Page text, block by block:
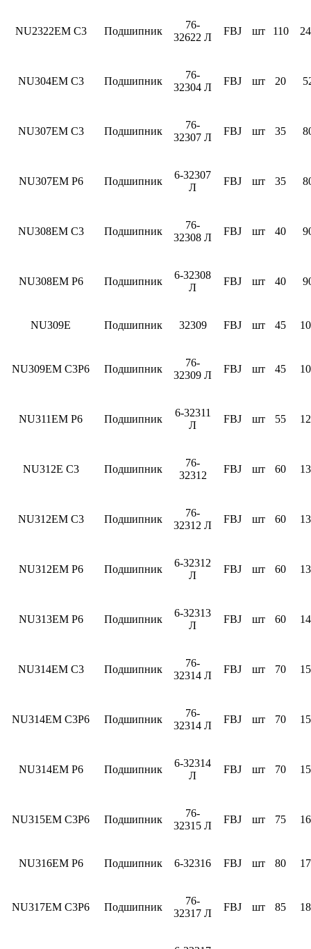
NU2322EM C3 Подшипник
76-
32622 Л
FBJ шт 110
NU304EM C3 Подшипник
76-
32304 Л
FBJ шт 20
NU307EM C3 Подшипник
76-
32307 Л
FBJ шт 35
NU307EM P6 Подшипник
6-32307
Л
FBJ шт 35
NU308EM C3 Подшипник
76-
32308 Л
FBJ шт 40
NU308EM P6 Подшипник
6-32308
Л
FBJ шт 40
NU309E Подшипник 32309 FBJ шт 45
NU309EM C3P6 Подшипник
76-
32309 Л
FBJ шт 45
NU311EM P6 Подшипник
6-32311
Л
FBJ шт 55
NU312E C3 Подшипник
76-
32312
FBJ шт 60
NU312EM C3 Подшипник
76-
32312 Л
FBJ шт 60
NU312EM P6 Подшипник
6-32312
Л
FBJ шт 60
NU313EM P6 Подшипник
6-32313
Л
FBJ шт 60
NU314EM C3 Подшипник
76-
32314 Л
FBJ шт 70
NU314EM C3P6 Подшипник
76-
32314 Л
FBJ шт 70
NU314EM P6 Подшипник
6-32314
Л
FBJ шт 70
NU315EM C3P6 Подшипник
76-
32315 Л
FBJ шт 75
NU316EM P6 Подшипник 6-32316 FBJ шт 80
NU317EM C3P6 Подшипник
76-
32317 Л
FBJ шт 85